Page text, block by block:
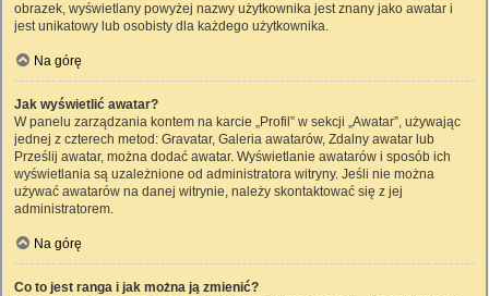
obrazek, wyświetlany powyżej nazwy użytkownika jest znany jako awatar i
jest unikatowy lub osobisty dla każdego użytkownika.
Na górę
Jak wyświetlić awatar?
W panelu zarządzania kontem na karcie „Profil” w sekcji „Awatar”, używając
jednej z czterech metod: Gravatar, Galeria awatarów, Zdalny awatar lub
Prześlij awatar, można dodać awatar. Wyświetlanie awatarów i sposób ich
wyświetlania są uzależnione od administratora witryny. Jeśli nie można
używać awatarów na danej witrynie, należy skontaktować się z jej
administratorem.
Na górę
Co to jest ranga i jak można ją zmienić?